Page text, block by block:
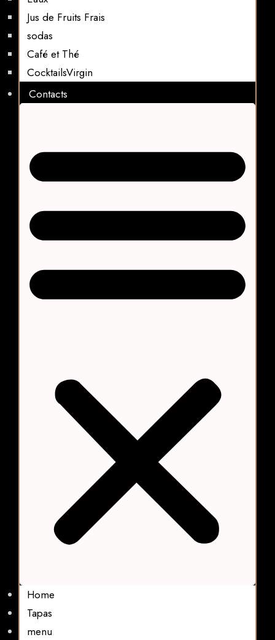
Jus de Fruits Frais
sodas
Café et Thé
CocktailsVirgin​
Contacts
Home
Tapas
menu